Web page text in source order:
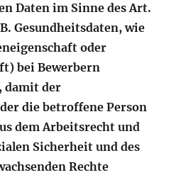
Daten im Sinne des Art.
Gesundheitsdaten, wie
oder
bei Bewerbern
damit der
die betroffene Person
dem Arbeitsrecht und
Sicherheit und des
Rechte